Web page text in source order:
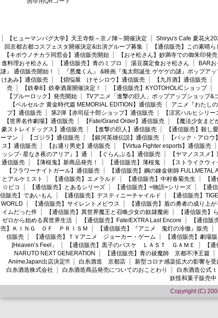
【ヒューマンバグ大学】天王寺祭～京ノ陣～開催決定
Shiryu's Cafe 夏花火
回京都古都コスフェスタ開催決定&出演グループ募集
【通信販売】この素晴
【キボウノチカラ同窓会】通信販売開始
【おそ松さん】妙満寺での御朱印発売
進料理おそ松さん
【通信販売】青のミブロ 湯豆腐定食おそ松さん
BAR
謎』 通信販売開始！
『悪魔くん』 &映画『鬼太郎誕生 ゲゲゲの謎』ポップア
けあみ】通信販売
【煩悩展 けそシロウ】通信販売 【九月酒】通信販売
売
【鉄拳8】鉄拳酒屋開催決定！ 【通信販売】KYOTOHOLiCショップ
【ブルーロック】発売開始
TVアニメ「進撃の巨人」ポップアップショップ&
【ベルセルク 黄金時代篇 MEMORIAL EDITION】通信販売
アニメ『わたし
プ】通信販売
第2弾【赤司征十郎ショップ】通信販売
【涼宮ハルヒシリ
【世界名作劇場】通信販売
【Fate/Grand Order】通信販売
【魔法少女ま
豪ストレイドッグス】通信販売
【進撃の巨人】通信販売
【通信販売】殺し愛
ーマン
【ゴジラ】通信販売 【銀河英雄伝説】通信販売
【バック・アロウ
ス】通信販売
【お通り男史】通信販売
【Virtua Fighter esports】通信販売
ッシブ- 星なき夜のアリア』】通
【ぐらんぶる】通信販売
【ヤマノススメ
通信販売
【薄桜鬼】新商品発売！ 【通信販売】薄桜鬼
【ストライクウ
【フラワーナイトガール】通信販売
【通信販売】鋼の錬金術師 FULLMETAL
とアルケミスト
【通信販売】エメラルド 【通信販売】中村春菊先生
【
☆ピコ
【通信販売】とあるシリーズ 【通信販売】<物語>シリーズ
【通
信販売】であいもん
【通信販売】デスティニーチャイルド
【通信販売】
WORLD
【通信販売】サイレントメビウス
【通信販売】盾の勇者の成り上が
イムだった件
【通信販売】異世界魔王と召喚少女の奴隷魔術
【通信販売】
ゼロから始める異世界生活
【通信販売】Fate/EXTRA Last Encore
【通信
売】ＫＩＮＧ ＯＦ ＰＲＩＳＭ
【通信販売】『アニメ 鬼灯の冷徹』販売
信販売
【通信販売】ＴＶアニメ ジョーカー・ゲーム
【通信販売】劇場
[Heaven’s Feel」
【通信販売】黒子のバスケ ＬＡＳＴ ＧＡＭＥ
【
NARUTO NEXT GENERATION
【通信販売】青の祓魔師 京都不浄王篇
AnimeJapan出店決定!!!
白糸酒造 京都店
新型コロナ感染拡大の影響を
白糸酒造株式会社
白糸酒造商品発売についてのおことわり
白糸酒造公式
妖怪和菓子販売中
Copyright (C)